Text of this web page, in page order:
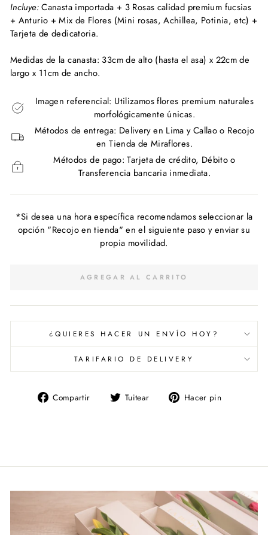
Incluye:Canasta importada + 3 Rosas calidad premium fucsias
+ Anturio + Mix de Flores (Mini rosas, Achillea, Potinia, etc) +
Tarjeta de dedicatoria.
Medidas de la canasta: 33cm de alto (hasta el asa) x 22cm de
largo x 11cm de ancho.
Imagen referencial: Utilizamos flores premium naturales
morfológicamente únicas.
Métodos de entrega: Delivery en Lima y Callao o Recojo
en Tienda de Miraflores.
Métodos de pago: Tarjeta de crédito, Débito o
Transferencia bancaria inmediata.
*Si desea una hora específica recomendamos seleccionar la
opción "Recojo en tienda" en el siguiente paso y enviar su
propia movilidad.
AGREGAR AL CARRITO
¿QUIERES HACER UN ENVÍO HOY?
TARIFARIO DE DELIVERY
Compartir
CompartirTuitear
Tuitear Hacer pin